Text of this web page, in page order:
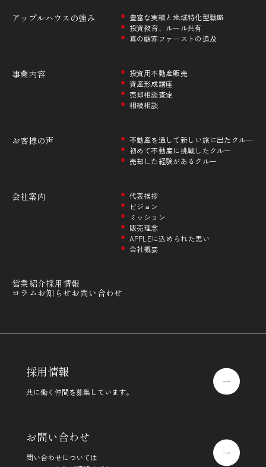
アップルハウスの強み
豊富な実績と地域特化型戦略
投資教育、ルール共有
真の顧客ファーストの追及
事業内容
投資用不動産販売
資産形成講座
売却相談査定
相続相談
お客様の声
不動産を通して新しい旅に出たクルー
初めて不動産に挑戦したクルー
売却した経験があるクルー
会社案内
代表挨拶
ビジョン
ミッション
販売理念
APPLEに込められた思い
会社概要
営業紹介採用情報
コラムお知らせお問い合わせ
採用情報
共に働く仲間を募集しています。
お問い合わせ
問い合わせについては